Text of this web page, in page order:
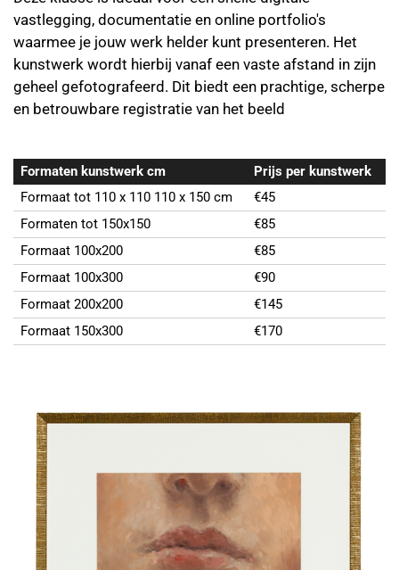
vastlegging, documentatie en online portfolio's
waarmee je jouw werk helder kunt presenteren. Het
kunstwerk wordt hierbij vanaf een vaste afstand in zijn
geheel gefotografeerd. Dit biedt een prachtige, scherpe
en betrouwbare registratie van het beeld
Formaten kunstwerk cm
Prijs per kunstwerk
Formaat tot 110 x 110 110 x 150 cm
€45
Formaten tot 150x150
€85
Formaat 100x200
€85
Formaat 100x300
€90
Formaat 200x200
€145
Formaat 150x300
€170